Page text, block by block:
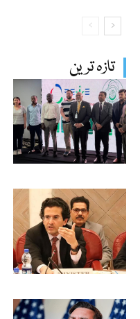
تازہ ترین